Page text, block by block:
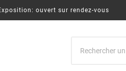
ouvert sur rendez-vous